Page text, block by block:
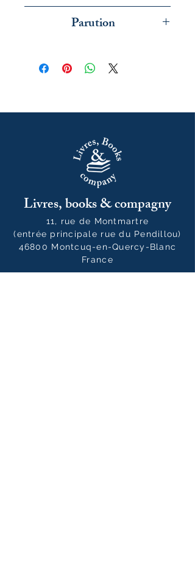
Parution
Livres, books & compagny
11, rue de Montmartre
(entrée principale rue du Pendillou)
46800 Montcuq-en-Quercy-Blanc
France